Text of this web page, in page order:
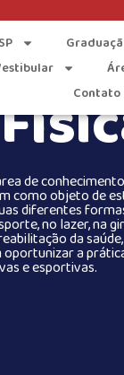
Contato
de
como objeto de
diferentes
no lazer, na
da
a
e esportivas.